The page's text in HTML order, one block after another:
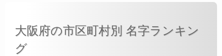
大阪府の市区町村別 名字ランキン
グ